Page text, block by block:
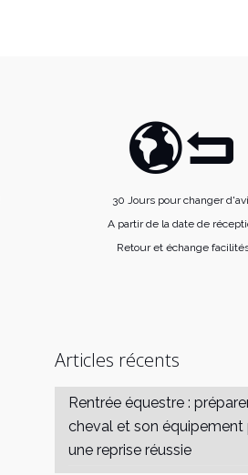
30 Jours pour changer
A partir de la date de
Retour et échange
Articles récents
Rentrée équestre :
cheval et son équipement
une reprise réussie